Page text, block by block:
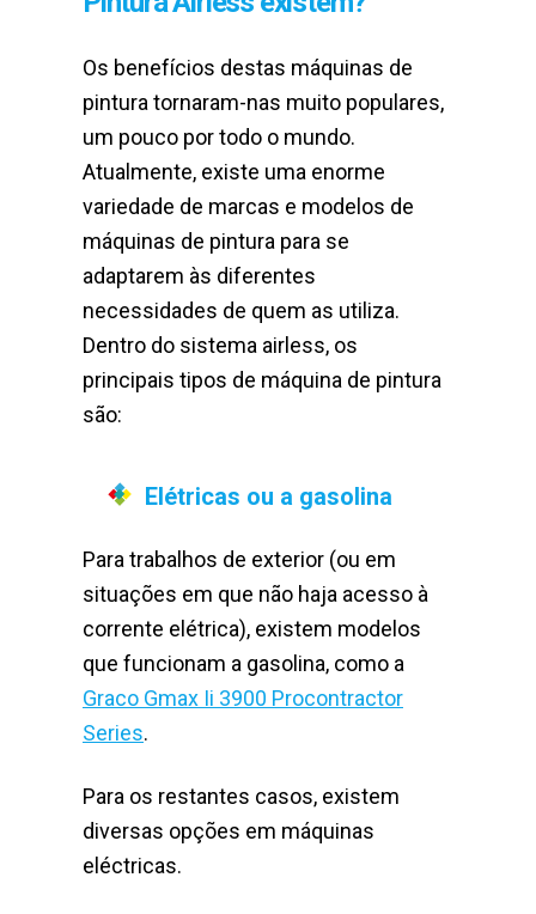
Os benefícios destas máquinas de
pintura tornaram-nas muito populares,
um pouco por todo o mundo.
Atualmente, existe uma enorme
variedade de marcas e modelos de
máquinas de pintura para se
adaptarem às diferentes
necessidades de quem as utiliza.
Dentro do sistema airless, os
principais tipos de máquina de pintura
são:
Elétricas ou a gasolina
Para trabalhos de exterior (ou em
situações em que não haja acesso à
corrente elétrica), existem modelos
que funcionam a gasolina, como a
Graco Gmax Ii 3900 Procontractor
Series.
Para os restantes casos, existem
diversas opções em máquinas
eléctricas.